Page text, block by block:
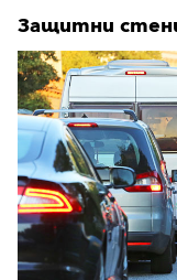
Защитни